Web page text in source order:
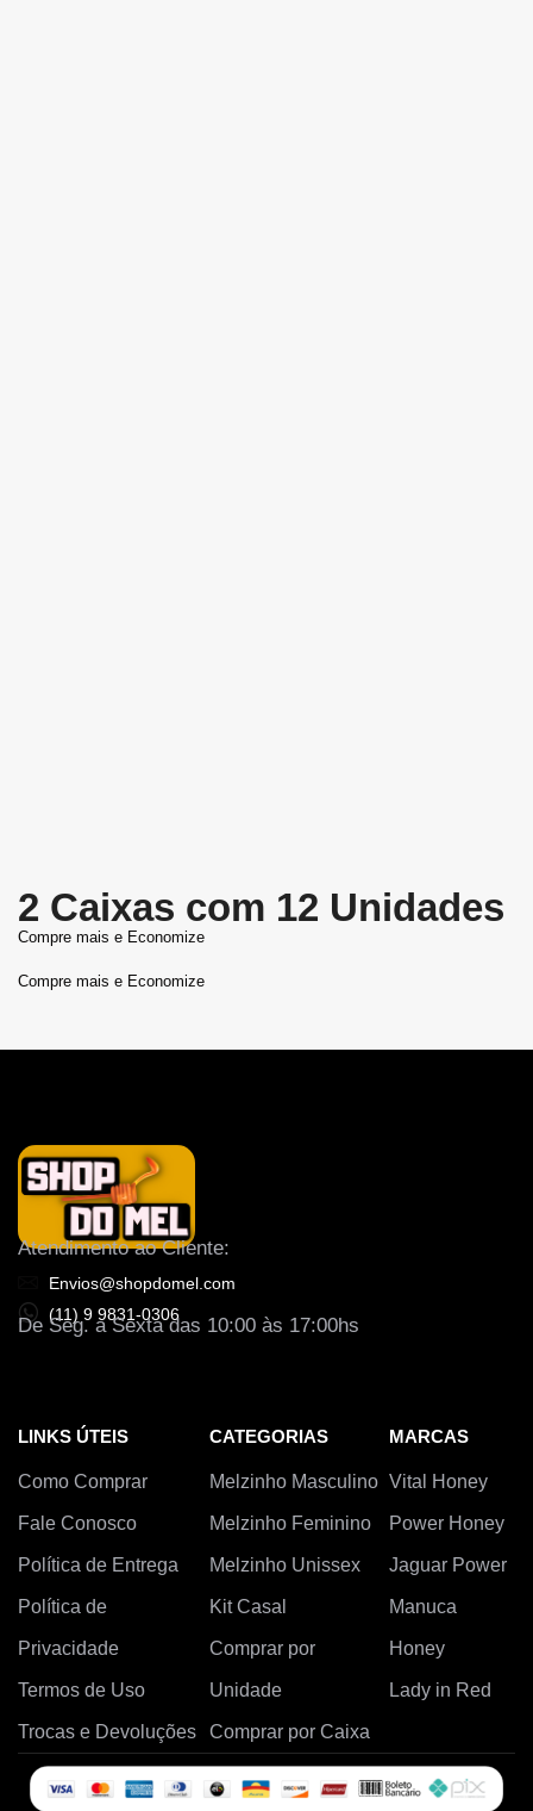
2 Caixas com 12 Unidades
Compre mais e Economize
Compre mais e Economize
Atendimento ao Cliente:
Envios@shopdomel.com
(11) 9 9831-0306
De Seg. a Sexta das 10:00 às 17:00hs
LINKS ÚTEIS
Como Comprar
Fale Conosco
Política de Entrega
Política de
Privacidade
Termos de Uso
Trocas e Devoluções
CATEGORIAS
Melzinho Masculino
Melzinho Feminino
Melzinho Unissex
Kit Casal
Comprar por
Unidade
Comprar por Caixa
MARCAS
Vital Honey
Power Honey
Jaguar Power
Manuca
Honey
Lady in Red